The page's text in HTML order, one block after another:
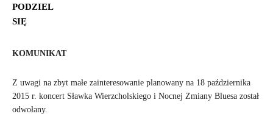
PODZIEL
SIĘ
KOMUNIKAT
Z uwagi na zbyt małe zainteresowanie planowany na 18 października
2015 r. koncert Sławka Wierzcholskiego i Nocnej Zmiany Bluesa został
odwołany.